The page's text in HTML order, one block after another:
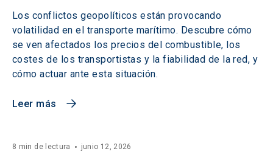
Los conflictos geopolíticos están provocando
volatilidad en el transporte marítimo. Descubre cómo
se ven afectados los precios del combustible, los
costes de los transportistas y la fiabilidad de la red, y
cómo actuar ante esta situación.
Leer más
8 min de lectura junio 12, 2026